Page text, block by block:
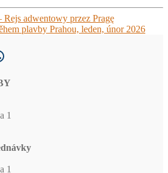
adwentowy przez Pragę
plavby Prahou, leden, únor 2026
1
1